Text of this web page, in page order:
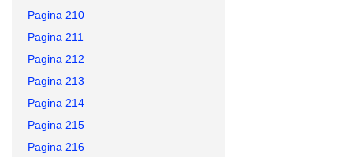
Pagina 210
Pagina 211
Pagina 212
Pagina 213
Pagina 214
Pagina 215
Pagina 216